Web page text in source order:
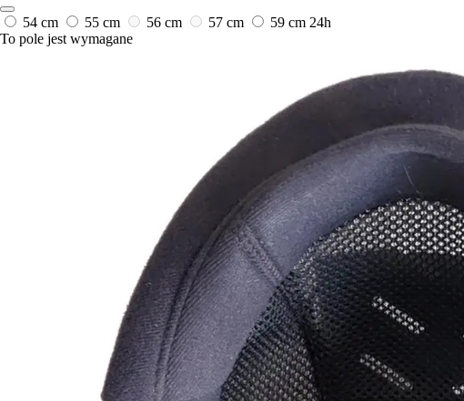
54 cm 55 cm 56 cm 57 cm 59 cm 24h
To pole jest wymagane